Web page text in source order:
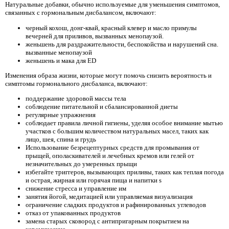
Натуральные добавки, обычно используемые для уменьшения симптомов,
связанных с гормональным дисбалансом, включают:
черный кохош, донг-квай, красный клевер и масло примулы
вечерней для приливов, вызванных менопаузой.
женьшень для раздражительности, беспокойства и нарушений сна.
вызванные менопаузой
женьшень и мака для ED
Изменения образа жизни, которые могут помочь снизить вероятность и
симптомы гормонального дисбаланса, включают:
поддержание здоровой массы тела
соблюдение питательной и сбалансированной диеты
регулярные упражнения
соблюдает правила личной гигиены, уделяя особое внимание мытью
участков с большим количеством натуральных масел, таких как
лицо, шея, спина и грудь
Использование безрецептурных средств для промывания от
прыщей, ополаскивателей и лечебных кремов или гелей от
незначительных до умеренных прыщи
избегайте триггеров, вызывающих приливы, таких как теплая погода
и острая, жирная или горячая пища и напитки s
снижение стресса и управление им
занятия йогой, медитацией или управляемая визуализация
ограничение сладких продуктов и рафинированных углеводов
отказ от упакованных продуктов
замена старых сковород с антипригарным покрытием на